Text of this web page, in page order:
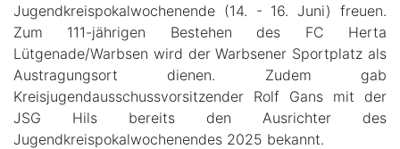
Jugendkreispokalwochenende (14. - 16. Juni) freuen.
Zum 111-jährigen Bestehen des FC Herta
Lütgenade/Warbsen wird der Warbsener Sportplatz als
Austragungsort dienen. Zudem gab
Kreisjugendausschussvorsitzender Rolf Gans mit der
JSG Hils bereits den Ausrichter des
Jugendkreispokalwochenendes 2025 bekannt.